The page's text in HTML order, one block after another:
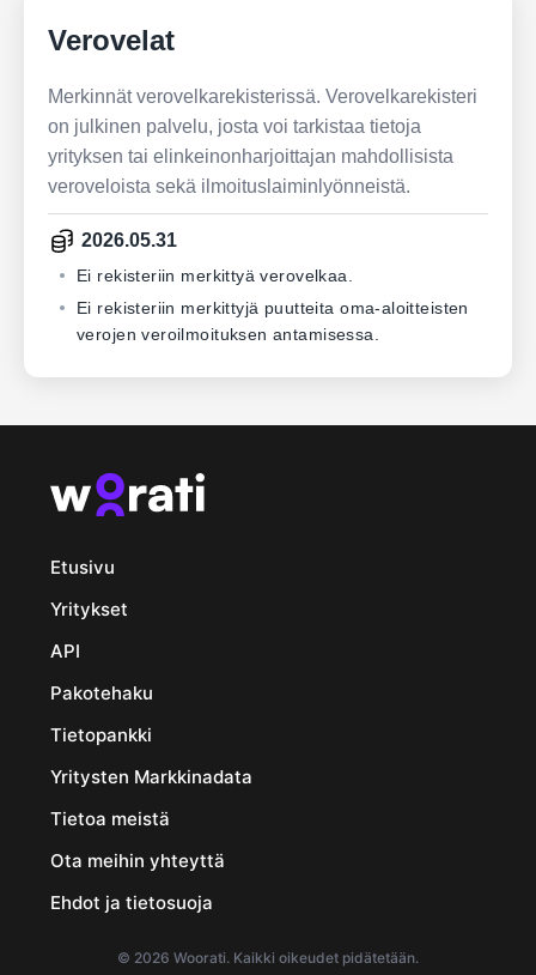
Verovelat
Merkinnät verovelkarekisterissä. Verovelkarekisteri
on julkinen palvelu, josta voi tarkistaa tietoja
yrityksen tai elinkeinonharjoittajan mahdollisista
veroveloista sekä ilmoituslaiminlyönneistä.
2026.05.31
Ei rekisteriin merkittyä verovelkaa.
Ei rekisteriin merkittyjä puutteita oma-aloitteisten
verojen veroilmoituksen antamisessa.
Etusivu
Yritykset
API
Pakotehaku
Tietopankki
Yritysten Markkinadata
Tietoa meistä
Ota meihin yhteyttä
Ehdot ja tietosuoja
© 2026 Woorati. Kaikki oikeudet pidätetään.